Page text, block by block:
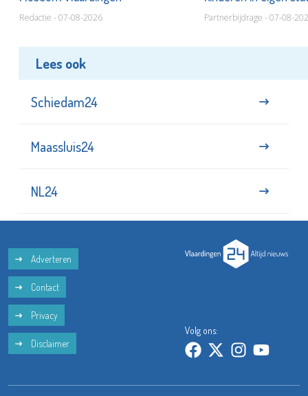
Redactie - 07-08-2026 Partnerbijdrage - 07-08-
Lees ook
Schiedam24
Maassluis24
NL24
Adverteren
Contact
Privacy
Disclaimer
Volg ons: